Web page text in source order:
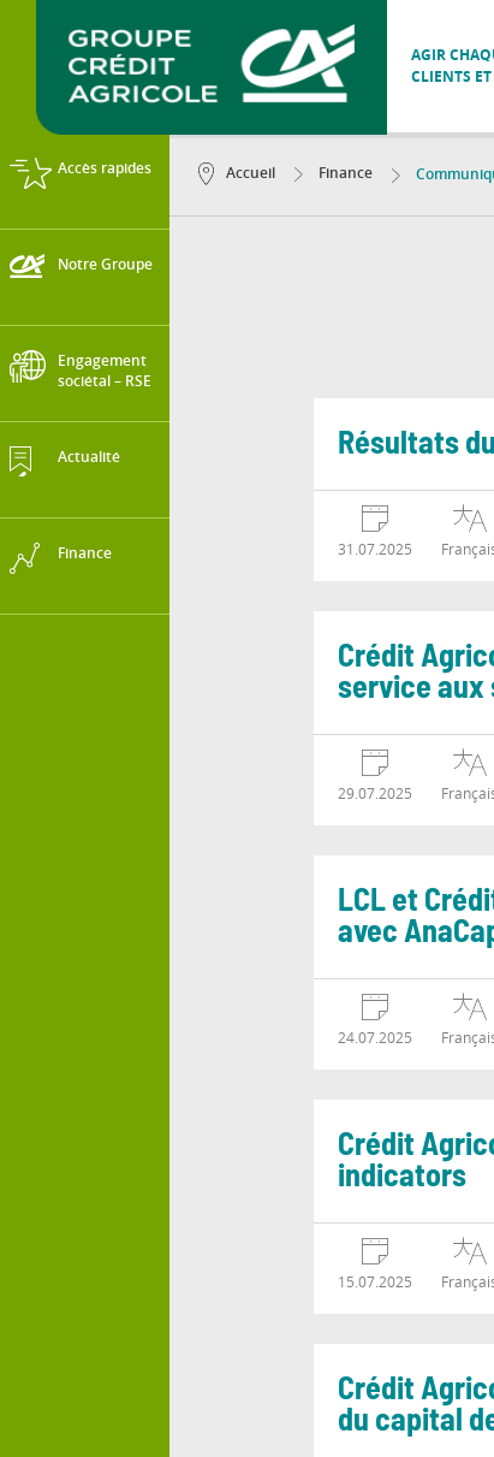
AGIR
CLIENTS
Accès rapides
Notre Groupe
Engagement
sociétal – RSE
Actualité
Finance
Accueil Finance
Résultats
31.07.2025
Crédit
service aux
29.07.2025
LCL et
avec
24.07.2025
Crédit
indicators
15.07.2025
Crédit
du capital